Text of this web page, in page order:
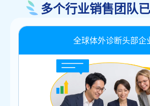
多个行业销售团队
全球体外诊断头部企